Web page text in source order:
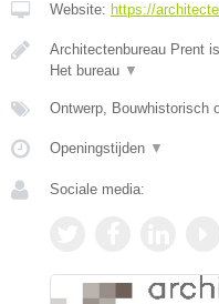
Website: https://
Architectenbureau Prent
Het bureau ▼
Ontwerp, Bouwhistorisch
Openingstijden ▼
Sociale media: